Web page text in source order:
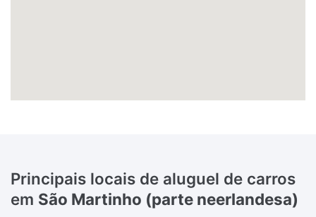
Principais locais de aluguel de carros
em São Martinho (parte neerlandesa)